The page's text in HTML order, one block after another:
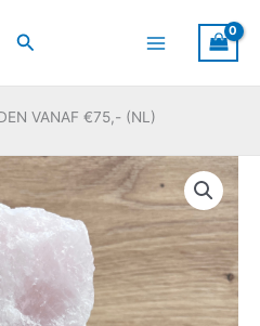
Zoeken
VANAF €75,- (NL)